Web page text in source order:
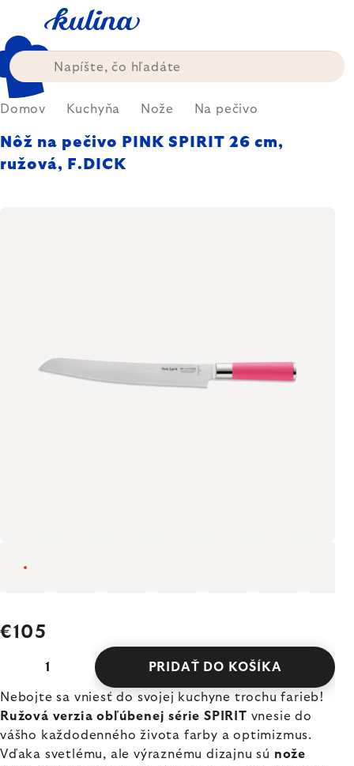
obsah
Domov Kuchyňa Nože Na pečivo
Nôž na pečivo PINK SPIRIT 26 cm,
ružová, F.DICK
€105
PRIDAŤ DO KOŠÍKA
Nebojte sa vniesť do svojej kuchyne trochu farieb!
Ružová verzia obľúbenej série SPIRIT vnesie do
vášho každodenného života farby a optimizmus.
Vďaka svetlému, ale výraznému dizajnu sú nože